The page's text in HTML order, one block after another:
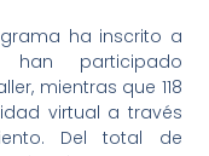
ha inscrito a
participado
mientras que 118
virtual a través
Del total de